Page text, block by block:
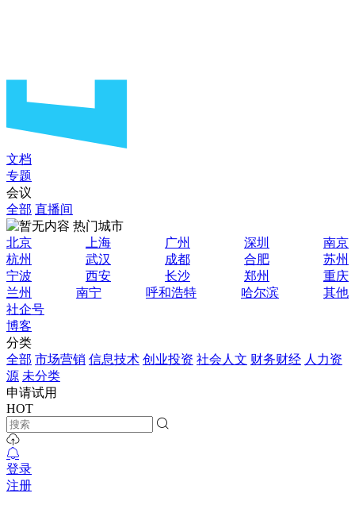
文档
专题
会议
全部 直播间
热门城市
北京
上海 广州 深圳
南京
杭州
武汉 成都 合肥
苏州
宁波
西安 长沙 郑州
重庆
兰州
南宁 呼和浩特 哈尔滨
其他
社企号
博客
分类
全部 市场营销 信息技术 创业投资 社会人文 财务财经 人力资
源 未分类
申请试用
HOT
登录
注册